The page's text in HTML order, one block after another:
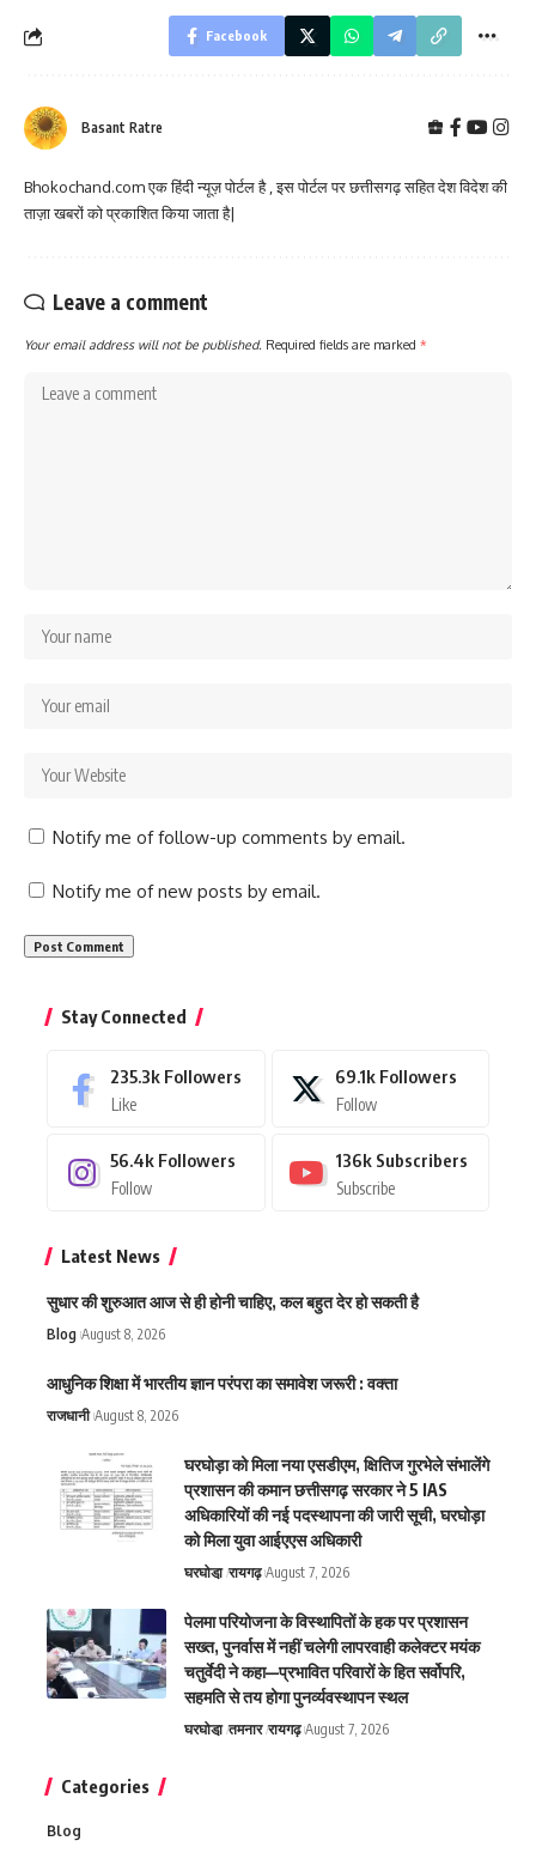
Facebook
Basant Ratre
Bhokochand.com एक हिंदी न्यूज़ पोर्टल है , इस पोर्टल पर छत्तीसगढ़ सहित देश विदेश की
ताज़ा खबरों को प्रकाशित किया जाता है|
Leave a comment
Your email address will not be published. Required fields are marked *
Notify me of follow-up comments by email.
Notify me of new posts by email.
Stay Connected
235.3k Followers
Like
69.1k Followers
Follow
56.4k Followers
Follow
136k Subscribers
Subscribe
Latest News
सुधार की शुरुआत आज से ही होनी चाहिए, कल बहुत देर हो सकती है
Blog August 8, 2026
आधुनिक शिक्षा में भारतीय ज्ञान परंपरा का समावेश जरूरी : वक्ता
राजधानी August 8, 2026
घरघोड़ा को मिला नया एसडीएम, क्षितिज गुरभेले संभालेंगे
प्रशासन की कमान छत्तीसगढ़ सरकार ने 5 IAS
अधिकारियों की नई पदस्थापना की जारी सूची, घरघोड़ा
को मिला युवा आईएएस अधिकारी
घरघोडा़ रायगढ़ August 7, 2026
पेलमा परियोजना के विस्थापितों के हक पर प्रशासन
सख्त, पुनर्वास में नहीं चलेगी लापरवाही कलेक्टर मयंक
चतुर्वेदी ने कहा—प्रभावित परिवारों के हित सर्वोपरि,
सहमति से तय होगा पुनर्व्यवस्थापन स्थल
घरघोडा़ तमनार रायगढ़ August 7, 2026
Categories
Blog